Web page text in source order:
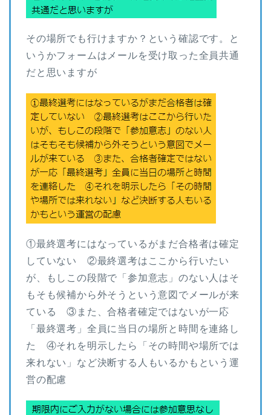
その場所でも行けますか？という確認です。と
いうかフォームはメールを受け取った全員共通
だと思いますが
①最終選考にはなっているがまだ合格者は確定
していない ②最終選考はここから行いたい
が、もしこの段階で「参加意志」のない人はそ
もそも候補から外そうという意図でメールが来
ている ③また、合格者確定ではないが一応
「最終選考」全員に当日の場所と時間を連絡し
た ④それを明示したら「その時間や場所では
来れない」など決断する人もいるかもという運
営の配慮